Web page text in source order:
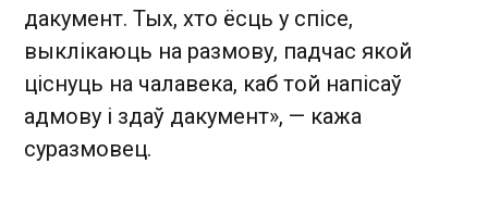
дакумент. Тых, хто ёсць у спісе,
выклікаюць на размову, падчас якой
ціснуць на чалавека, каб той напісаў
адмову і здаў дакумент», — кажа
суразмовец.